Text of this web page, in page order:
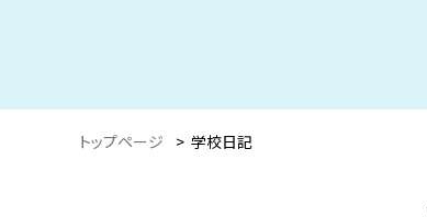
トップページ > 学校日記